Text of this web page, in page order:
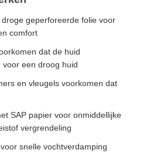
geperforeerde folie voor
comfort
dat de huid
een droog huid
en vleugels voorkomen dat
SAP papier voor onmiddellijke
vergrendeling
snelle vochtverdamping